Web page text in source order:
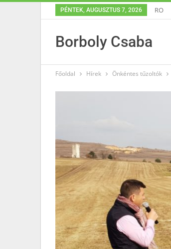
PÉNTEK, AUGUSZTUS 7, 2026 RO
Borboly Csaba
Főoldal Hírek Önkéntes tűzoltók